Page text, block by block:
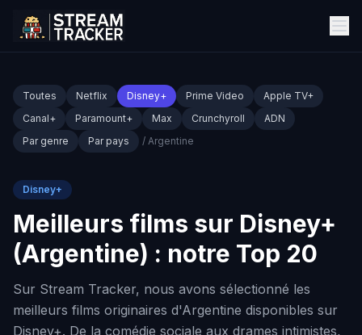
Toutes Netflix Disney+ Prime Video
Apple TV+
Canal+
Paramount+ Max Crunchyroll
ADN
Par genre
Par pays / Argentine
Disney+
Meilleurs films sur Disney+
(Argentine) : notre Top 20
Sur Stream Tracker, nous avons sélectionné les
meilleurs films originaires d'Argentine disponibles sur
Disney+. De la comédie sociale aux drames intimistes,